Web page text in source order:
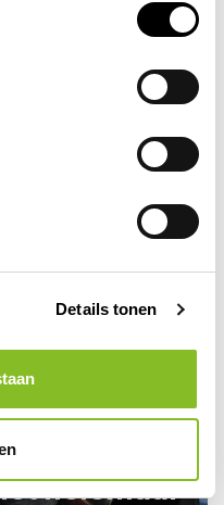
Details tonen
helemaal